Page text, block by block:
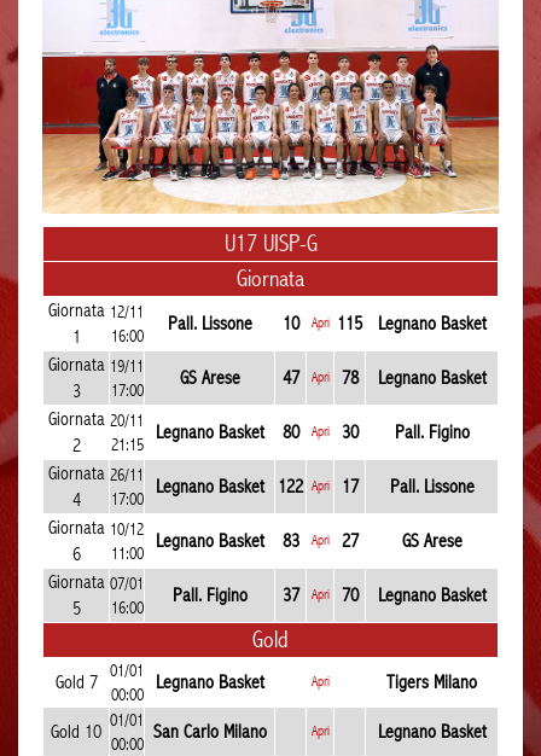
U17 UISP-G
Giornata
Giornata
1
12/11
16:00
Pall. Lissone 10 Apri 115
Legnano Basket
Giornata
3
19/11
17:00
GS Arese 47 Apri 78
Legnano Basket
Giornata
2
20/11
21:15
Legnano Basket 80 Apri 30
Pall. Figino
Giornata
4
26/11
17:00
Legnano Basket 122 Apri 17
Pall. Lissone
Giornata
6
10/12
11:00
Legnano Basket 83 Apri 27
GS Arese
Giornata
5
07/01
16:00
Pall. Figino 37 Apri 70 Legnano Basket
Gold
Gold 7
01/01
00:00
Legnano Basket Apri Tigers Milano
Gold 10
01/01
00:00
San Carlo Milano Apri Legnano Basket